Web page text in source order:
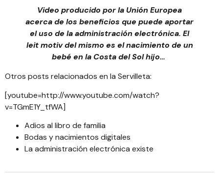
Video producido por la Unión Europea
acerca de los beneficios que puede aportar
el uso de la administración electrónica. El
leit motiv del mismo es el nacimiento de un
bebé en la Costa del Sol hijo…
Otros posts relacionados en la Servilleta:
[youtube=http://www.youtube.com/watch?
v=TGmE1Y_tfWA]
Adios al libro de familia
Bodas y nacimientos digitales
La administración electrónica existe